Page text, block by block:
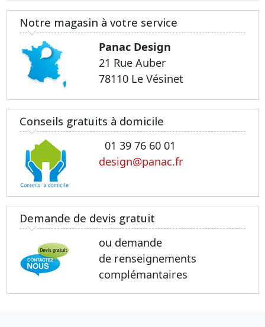
Notre magasin à votre service
Panac Design
21 Rue Auber
78110 Le Vésinet
Conseils gratuits à domicile
01 39 76 60 01
design@panac.fr
Demande de devis gratuit
ou demande
de renseignements
complémantaires